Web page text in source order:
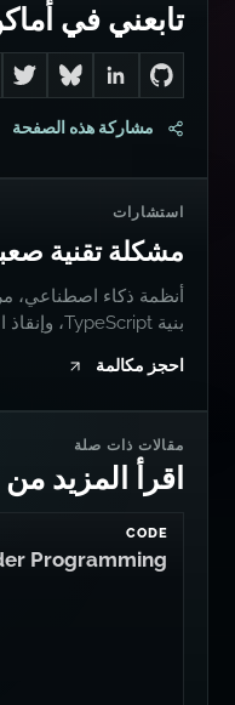
تابعني في
Dan's GitHub
LinkedIn
مشاركة هذه الصفحة
استشارات
مشكلة تقنية
أنظمة ذكاء اصطناعي،
بنية TypeScript، وإنقاذ الإنتاج.
احجز مكالمة
مقالات ذات صلة
اقرأ المزيد من Dan Levy
CODE
Programming